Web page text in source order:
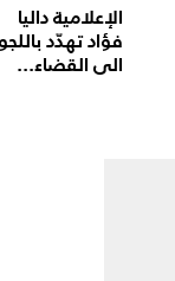
الإعلامية داليا
فؤاد تهدّد
الى القضاء...